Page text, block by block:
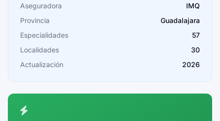
Cáceres
Cádiz
Cantabria
Castellón
Córdoba
Aseguradora
IMQ
Provincia
Guadalajara
Especialidades
57
Localidades
30
Actualización
2026